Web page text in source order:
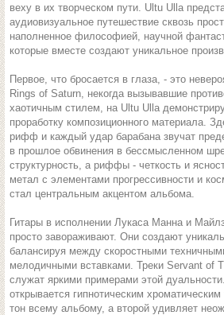
веху в их творческом пути. Ultu Ulla
аудиовизуальное путешествие сквозь
наполненное философией, научной
которые вместе создают уникальное
Первое, что бросается в глаза, - это
Rings of Saturn, некогда вызывавшие
хаотичным стилем, на Ultu Ulla
проработку композиционного материала.
рифф и каждый удар барабана звучат
в прошлое обвинения в бессмысленном
структурность, а риффы - четкость и
метал с элементами прогрессивности и
стал центральным акцентом альбома.
Гитары в исполнении Лукаса Манна и
просто завораживают. Они создают
балансируя между скоростными
мелодичными вставками. Треки Servant of
служат яркими примерами этой
открывается гипнотическим
тон всему альбому, а второй удивляет